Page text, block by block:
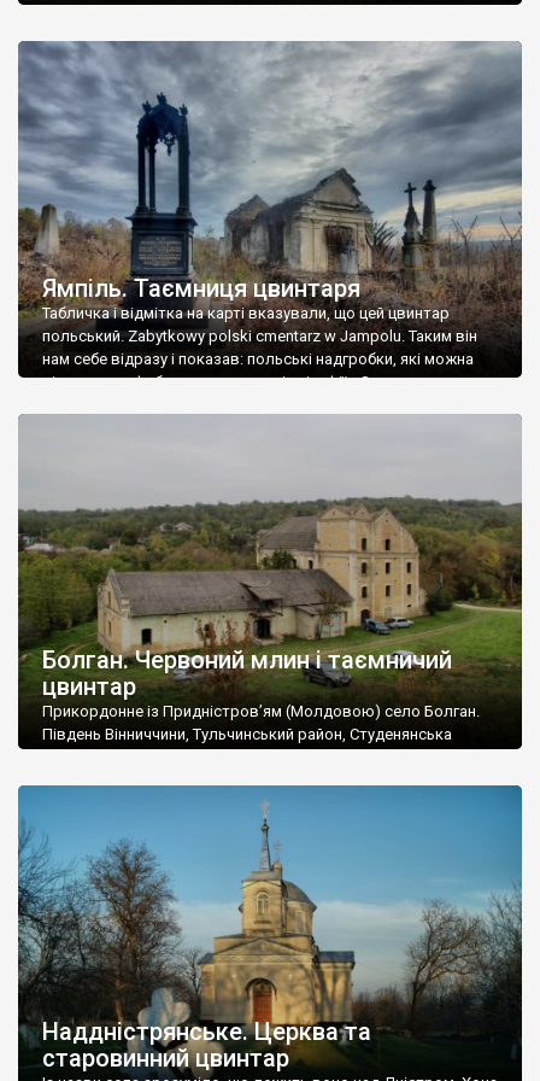
Ямпіль. Таємниця цвинтаря
Табличка і відмітка на карті вказували, що цей цвинтар
польський. Zabytkowy polski cmentarz w Jampolu. Таким він
нам себе відразу і показав: польські надгробки, які можна
віднести до фабричних, польські епітафії… Загалом цвинтар
Болган. Червоний млин і таємничий
цвинтар
Прикордонне із Придністров’ям (Молдовою) село Болган.
Південь Вінниччини, Тульчинський район, Студенянська
старовинний цвинтар із кам’яними хрестами. Всі епітафії, які
збереглися, написані кирилицею, церковнослов’янською
мовою. За всіма традиційними ознаками – цвинтар
український. Хрести датуються 19 століттям. У 1924-1940
роках Болган […]
Наддністрянське. Церква та
старовинний цвинтар